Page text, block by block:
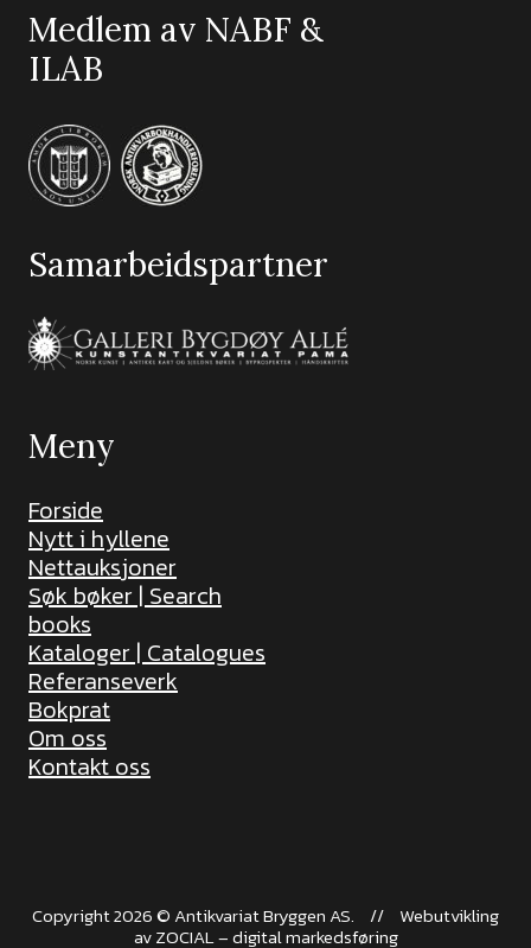
Medlem av NABF &
ILAB
Samarbeidspartner
Meny
Forside
Nytt i hyllene
Nettauksjoner
Søk bøker | Search
books
Kataloger | Catalogues
Referanseverk
Bokprat
Om oss
Kontakt oss
Copyright 2026 © Antikvariat Bryggen AS. // Webutvikling
avZOCIAL – digital markedsføring